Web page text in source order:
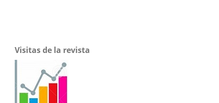
Visitas de la revista